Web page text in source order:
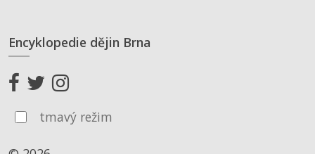
Encyklopedie dějin Brna
tmavý režim